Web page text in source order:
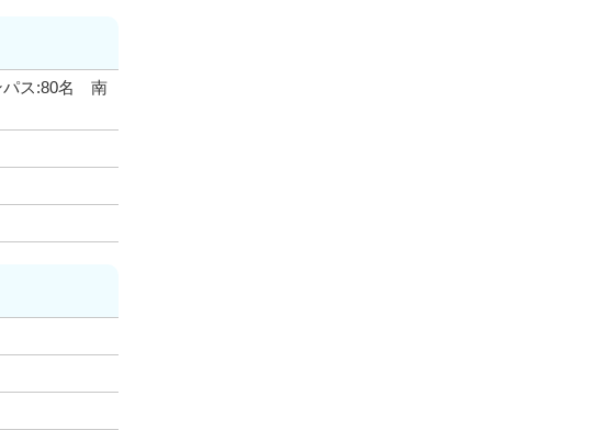
パス:80名 南